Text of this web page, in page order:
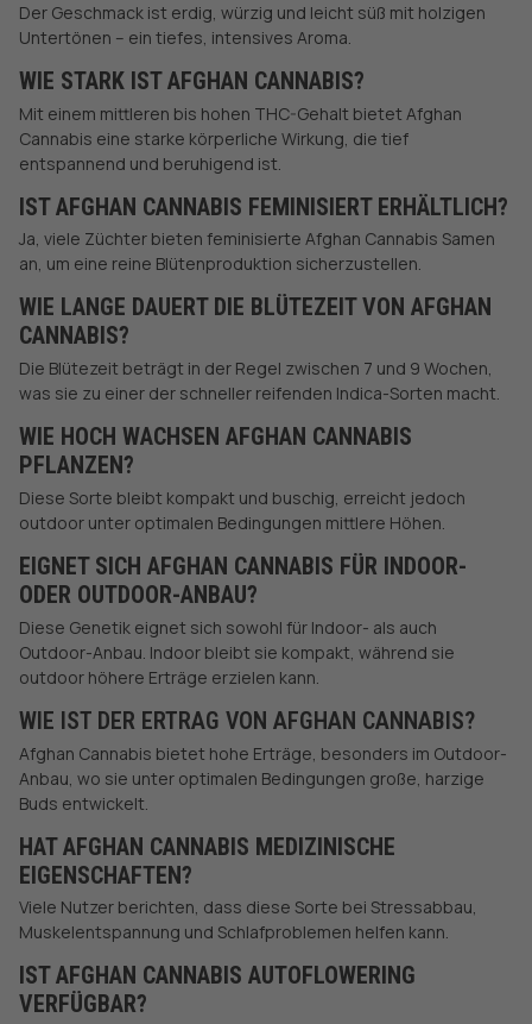
Der Geschmack ist erdig, würzig und leicht süß mit holzigen
Untertönen – ein tiefes, intensives Aroma.
WIE STARK IST AFGHAN CANNABIS?
Mit einem mittleren bis hohen THC-Gehalt bietet Afghan
Cannabis eine starke körperliche Wirkung, die tief
entspannend und beruhigend ist.
IST AFGHAN CANNABIS FEMINISIERT ERHÄLTLICH?
Ja, viele Züchter bieten feminisierte Afghan Cannabis Samen
an, um eine reine Blütenproduktion sicherzustellen.
WIE LANGE DAUERT DIE BLÜTEZEIT VON AFGHAN
CANNABIS?
Die Blütezeit beträgt in der Regel zwischen 7 und 9 Wochen,
was sie zu einer der schneller reifenden Indica-Sorten macht.
WIE HOCH WACHSEN AFGHAN CANNABIS
PFLANZEN?
Diese Sorte bleibt kompakt und buschig, erreicht jedoch
outdoor unter optimalen Bedingungen mittlere Höhen.
EIGNET SICH AFGHAN CANNABIS FÜR INDOOR-
ODER OUTDOOR-ANBAU?
Diese Genetik eignet sich sowohl für Indoor- als auch
Outdoor-Anbau. Indoor bleibt sie kompakt, während sie
outdoor höhere Erträge erzielen kann.
WIE IST DER ERTRAG VON AFGHAN CANNABIS?
Afghan Cannabis bietet hohe Erträge, besonders im Outdoor-
Anbau, wo sie unter optimalen Bedingungen große, harzige
Buds entwickelt.
HAT AFGHAN CANNABIS MEDIZINISCHE
EIGENSCHAFTEN?
Viele Nutzer berichten, dass diese Sorte bei Stressabbau,
Muskelentspannung und Schlafproblemen helfen kann.
IST AFGHAN CANNABIS AUTOFLOWERING
VERFÜGBAR?